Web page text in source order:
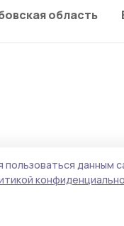
область
данным